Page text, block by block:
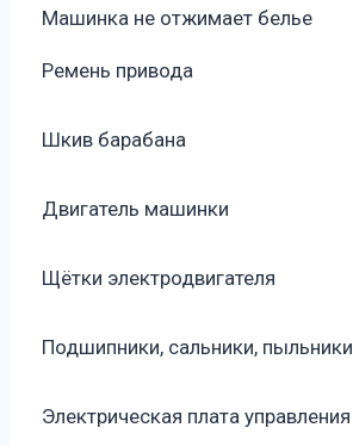
Машинка не отжимает белье
Ремень привода
Шкив барабана
Двигатель машинки
Щётки электродвигателя
Подшипники, сальники, пыльники
Электрическая плата управления